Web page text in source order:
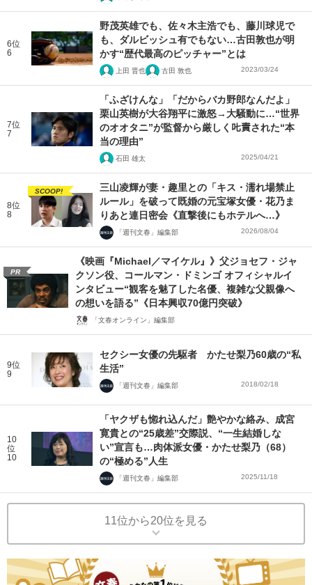
6位
6
野茂英雄でも、佐々木主浩でも、藤川球児で
も、ダルビッシュ有でもない…古田敦也が明
かす“歴代最高のピッチャー”とは
上田 晋也 古田 敦也 2023/03/24
7位
7
「ふざけんな」「だからバカ野郎なんだよ」
栗山英樹が大谷翔平に激怒→大騒動に…“世界
のオオタニ”が監督から厳しく𠮟責された“本
当の理由”
石田 雄太 2025/04/21
8位
8
SCOOP!
三山凌輝が妻・趣里との「キス・濡れ場禁止
ルール」を破って既婚の元宝塚女優・花乃ま
りあと連日密会《直撃後にもホテルへ…》
「週刊文春」編集部 2026/08/04
PR
《映画『Michael／マイケル』》父ジョセフ・ジャ
クソン役、コールマン・ドミンゴ オフィシャルイ
ンタビュー“観客を魅了した名優、複雑な父親像へ
の想いを語る”《日本興収70億円突破》
「文春オンライン」編集部
9位
9
セクシー女優の先駆者 かたせ梨乃60歳の“私
生活”
「週刊文春」編集部 2018/02/18
10
位
10
「ヤクザも惚れ込んだ」艶やかな絡み、成宮
寛貴との“25歳差”交際説、“一生結婚しな
い”宣言も…肉体派女優・かたせ梨乃（68）
の“極める”人生
「週刊文春」編集部 2025/11/18
11位から20位を見る